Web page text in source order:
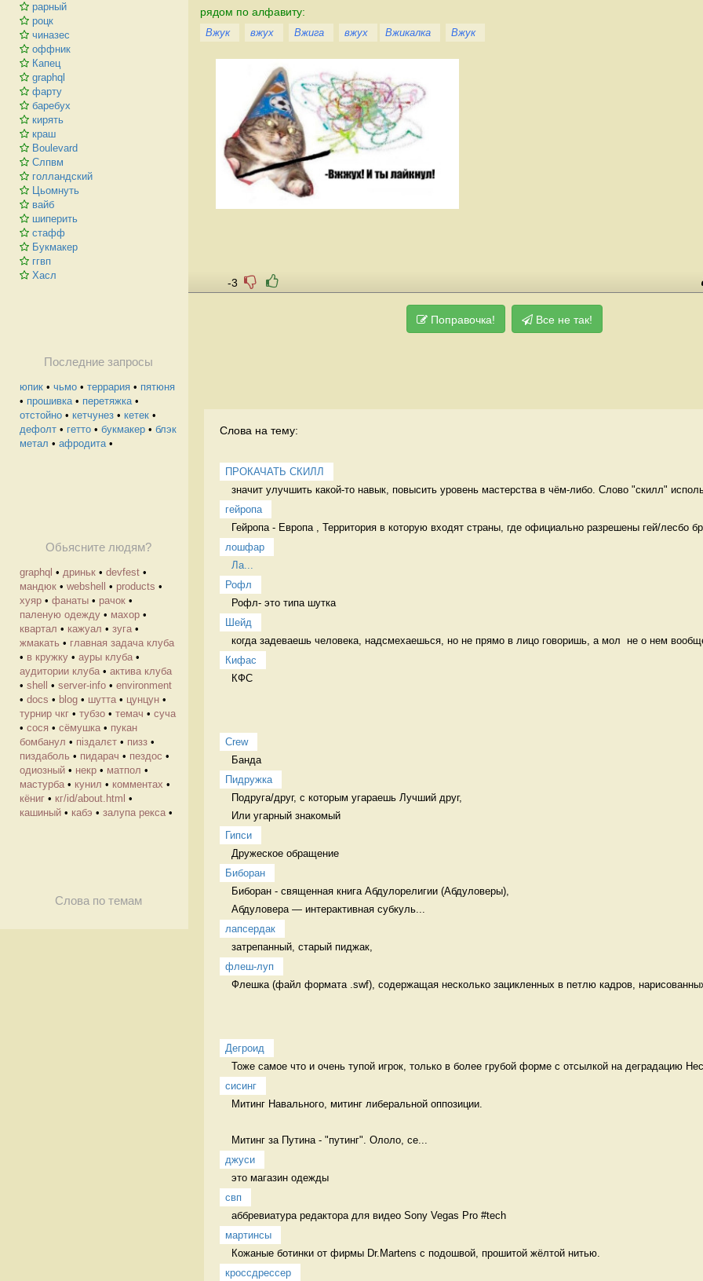
рарный
роцк
чиназес
оффник
Капец
graphql
фарту
баребух
кирять
краш
Boulevard
Слпвм
голландский
Цьомнуть
вайб
шиперить
стафф
Букмакер
ггвп
Хасл
Последние запросы
юпик • чьмо • террария • пятюня
• прошивка• перетяжка•
отстойно • кетчунез • кетек •
дефолт • гетто • букмакер • блэк
метал • афродита•
Обьясните людям?
graphql • дриньк • devfest •
мандюк • webshell • products •
хуяр • фанаты • рачок •
паленую одежду • махор •
квартал • кажуал • зуга •
жмакать • главная задача клуба
• в кружку • ауры клуба •
аудитории клуба • актива клуба
• shell • server-info • environment
• docs • blog • шутта • цунцун •
турнир чкг • тубзо • темач • суча
• сося • сёмушка • пукан
бомбанул • піздалєт • пизз •
пиздаболь • пидарач • пездос •
одиозный • некр • матпол •
мастурба • кунил • комментах •
кёниг • кг/id/about.html •
кашиный • кабэ • залупа рекса •
Слова по темам
рядом по алфавиту:
Вжук вжух Вжига вжух Вжикалка Вжук
-3
Поправочка! Все не так!
Слова на тему:
ПРОКАЧАТЬ СКИЛЛ
значит улучшить какой-то навык, повысить уровень мастерства в чём-либо. Слово "скилл"
гейропа
Гейропа - Европа , Территория в которую входят страны, где официально разрешены гей/лесбо
лошфар
Ла...
Рофл
Рофл- это типа шутка
Шейд
когда задеваешь человека, надсмехаешься, но не прямо в лицо говоришь, а мол  не о нем
Кифас
КФС
Crew
Банда
Пидружка
Подруга/друг, с которым угараешь Лучший друг,
Или угарный знакомый
Гипси
Дружеское обращение
Биборан
Биборан - священная книга Абдулорелигии (Абдуловеры),
Абдуловера — интерактивная субкуль...
лапсердак
затрепанный, старый пиджак,
флеш-луп
Флешка (файл формата .swf), содержащая несколько зацикленных в петлю кадров,
Дегроид
Тоже самое что и очень тупой игрок, только в более грубой форме с отсылкой на деградацию
сисинг
Митинг Навального, митинг либеральной оппозиции.
Митинг за Путина - "путинг". Ололо, се...
джуси
это магазин одежды
свп
аббревиатура редактора для видео Sony Vegas Pro #tech
мартинсы
Кожаные ботинки от фирмы Dr.Martens с подошвой, прошитой жёлтой нитью.
кроссдрессер